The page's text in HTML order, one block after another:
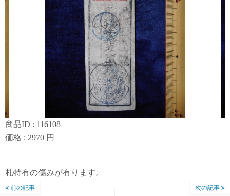
商品ID : 116108
価格 : 2970 円
札特有の傷みが有ります。
前の記事 次の記事